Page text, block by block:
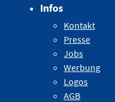
Infos
Kontakt
Presse
Jobs
Werbung
Logos
AGB